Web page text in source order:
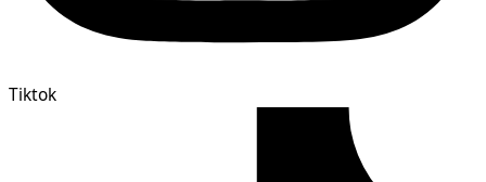
Tiktok